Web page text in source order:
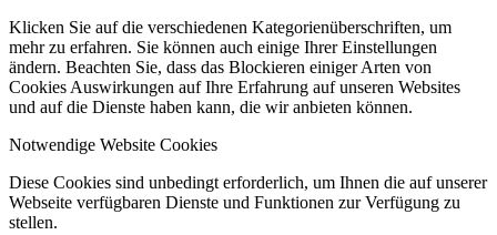
Klicken Sie auf die verschiedenen Kategorienüberschriften, um
mehr zu erfahren. Sie können auch einige Ihrer Einstellungen
ändern. Beachten Sie, dass das Blockieren einiger Arten von
Cookies Auswirkungen auf Ihre Erfahrung auf unseren Websites
und auf die Dienste haben kann, die wir anbieten können.
Notwendige Website Cookies
Diese Cookies sind unbedingt erforderlich, um Ihnen die auf unserer
Webseite verfügbaren Dienste und Funktionen zur Verfügung zu
stellen.